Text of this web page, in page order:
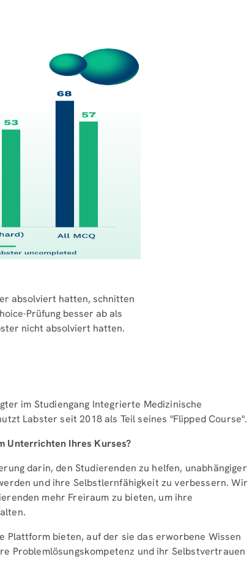
absolviert hatten, schnitten
Prüfung besser ab als
nicht absolviert hatten.
im Studiengang Integrierte Medizinische
Labster seit 2018 als Teil seines "Flipped Course".
Unterrichten Ihres Kurses?
darin, den Studierenden zu helfen, unabhängiger
und ihre Selbstlernfähigkeit zu verbessern. Wir
mehr Freiraum zu bieten, um ihre
Plattform bieten, auf der sie das erworbene Wissen
Problemlösungskompetenz und ihr Selbstvertrauen